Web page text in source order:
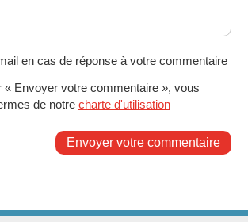
en cas de réponse à votre commentaire
« Envoyer votre commentaire », vous
de notre charte d'utilisation
Envoyer votre commentaire